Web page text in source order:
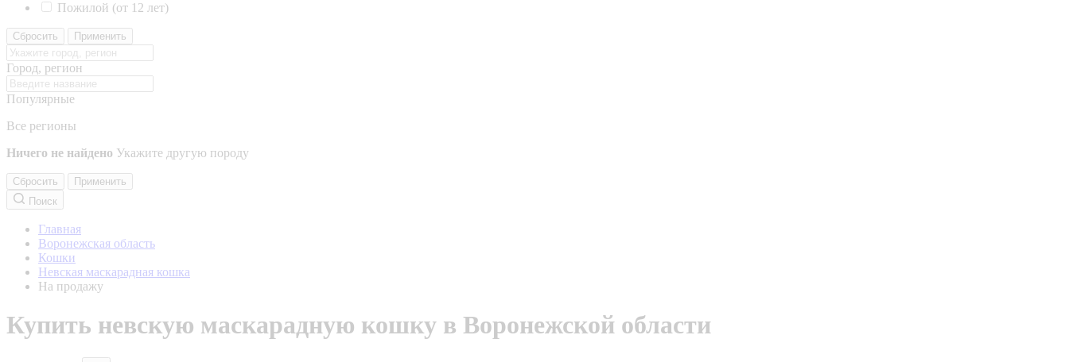
Пожилой (от 12 лет)
Сбросить Применить
Город, регион
Популярные
Все регионы
Ничего не найдено Укажите другую породу
Сбросить
Применить
Поиск
Главная
Воронежская область
Кошки
Невская маскарадная кошка
На продажу
Купить невскую маскарадную кошку в Воронежской области